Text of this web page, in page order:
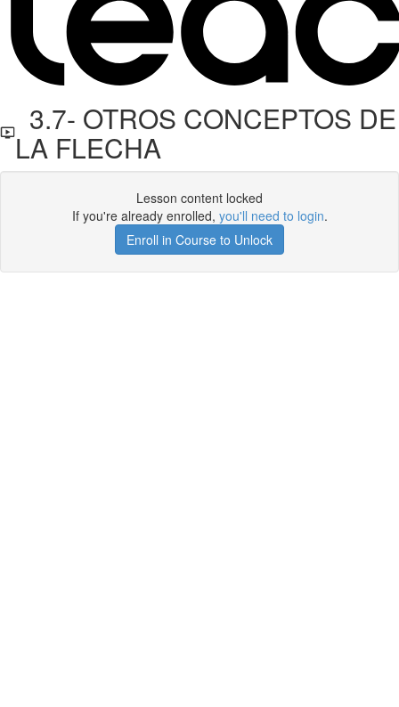
3.7- OTROS CONCEPTOS DE
LA FLECHA
Lesson content locked
If you're already enrolled, you'll need to login.
Enroll in Course to Unlock